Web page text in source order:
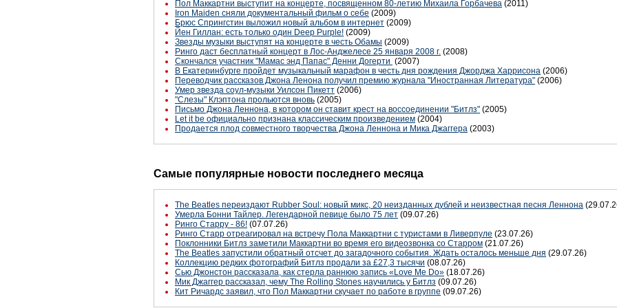
Пол Маккартни выступит на концерте, посвященном 80-летию Михаила Горбачева (2011)
Iron Maiden сняли документальный фильм о себе (2009)
Брюс Спрингстин выложил новый альбом в интернет (2009)
Йен Гиллан: есть только один Deep Purple! (2009)
Звезды музыки выступят на концерте в честь Обамы (2009)
Ринго даст бесплатный концерт в Лос-Анджелесе 25 января 2008 г. (2008)
Скончался участник "Мамас энд Папас" Денни Догерти (2007)
В Екатеринбурге пройдет музыкальный марафон в честь дня рождения Джорджа Харрисона (2006)
Переводчик рассказов Джона Ленона получил премию журнала "Иностранная Литература" (2006)
Умер звезда соул-музыки Уилсон Пикетт (2006)
"Слезы" Клэптона прольются вновь (2005)
Письмо Джона Леннона, в котором он ставит крест на воссоединении "Битлз" (2005)
Let it be официально признана классическим произведением (2004)
Продается плод совместного творчества Джона Леннона и Мика Джаггера (2003)
Самые популярные новости последнего месяца
The Beatles переиздают Rubber Soul: новый микс, 20 неизданных дублей и неизвестная песня Леннона
Умерла Бонни Тайлер. Легендарной певице было 75 лет (09.07.26)
Ринго Старру - 86! (07.07.26)
Ринго Старр отреагировал на встречу Пола Маккартни с туристами в Ливерпуле (23.07.26)
Поклонники Битлз заметили Маккартни во время его видеозвонка со Старром (21.07.26)
The Beatles запустили обратный отсчет до загадочного события. Ждать осталось меньше дня (29.07.26)
Коллекцию редких фотографий Битлз продали за £27,3 тысячи (08.07.26)
Сью Джонстон рассказала, как стерла раннюю запись «Love Me Do» (18.07.26)
Мик Джаггер рассказал, чему The Rolling Stones научились у Битлз (09.07.26)
Кит Ричардс заявил, что Пол Маккартни скучает по работе в группе (09.07.26)